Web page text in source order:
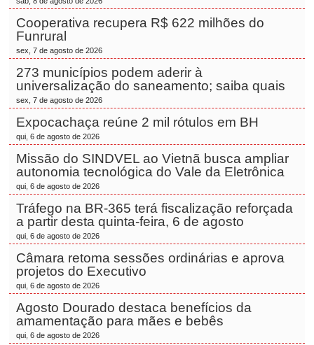
Cooperativa recupera R$ 622 milhões do
Funrural
sex, 7 de agosto de 2026
273 municípios podem aderir à
universalização do saneamento; saiba quais
sex, 7 de agosto de 2026
Expocachaça reúne 2 mil rótulos em BH
qui, 6 de agosto de 2026
Missão do SINDVEL ao Vietnã busca ampliar
autonomia tecnológica do Vale da Eletrônica
qui, 6 de agosto de 2026
Tráfego na BR-365 terá fiscalização reforçada
a partir desta quinta-feira, 6 de agosto
qui, 6 de agosto de 2026
Câmara retoma sessões ordinárias e aprova
projetos do Executivo
qui, 6 de agosto de 2026
Agosto Dourado destaca benefícios da
amamentação para mães e bebês
qui, 6 de agosto de 2026